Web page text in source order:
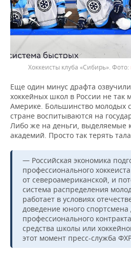
Хоккеисты клуба «Сибирь».
Еще один минус драфта
хоккейных школ в России не так
Америке. Большинство молодых
стране воспитываются на
Либо же на деньги, выделяемые
академий. Просто так терять
— Российская экономика
профессионального
от североамериканской, и
система распределения
работает в условиях
доведение юного спортсмена
профессионального
средства школы или
этот момент пресс-служба